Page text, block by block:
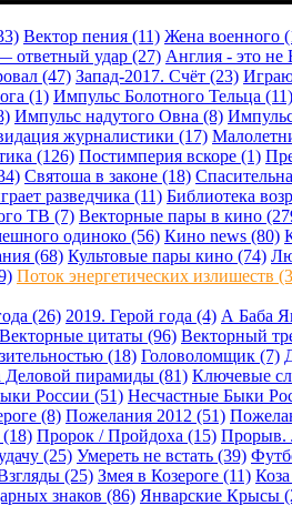
Вектор пения (11) Жена военного
ответный удар (27) Англия - это не
(47) Запад-2017. Счёт (23)
(1) Импульс Болотного Тельца (11)
Импульс надутого Овна (8)
журналистики (17)
(126) Постимперия вскоре (1)
Святоша в законе (18)
разведчика (11) Библиотека
ТВ (7) Векторные пары в кино
одиноко (56) Кино news (80)
(68) Культовые пары кино (74)
Поток энергетических излишеств
(26) 2019. Герой года (4) А Баба
Векторные цитаты (96) Векторный
(18) Головоломщик (7)
Деловой пирамиды (81) Ключевые
России (51) Несчастные Быки
(8) Пожелания 2012 (51)
(18) Пророк / Пройдоха (15) Прорыв.
(25) Умереть не встать (39)
(25) Змея в Козероге (11)
знаков (86) Январские Крысы